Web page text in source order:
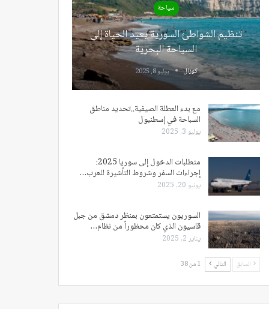
سياحة
تنظيم الشواطئ السورية يعيد الحياة إلى
السياحة البحرية
كوزال يوليو 8, 2025
مع بدء العطلة الصيفية..تحديد مناطق
السباحة في إسطنبول
يوليو 3, 2025
متطلبات الدخول إلى سوريا 2025:
إجراءات السفر وشروط التأشيرة للعرب…
يونيو 20, 2025
السوريون يستمتعون بمنظر دمشق من جبل
قاسيون الذي كان محظوراً من نظام…
يناير 2, 2025
السابق التالي 1 من 38